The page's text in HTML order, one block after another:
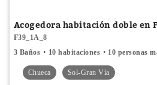
Acogedora habitación doble en
F39_1A_8
3 Baños
10 habitaciones 10 personas
Chueca Sol-Gran Vía